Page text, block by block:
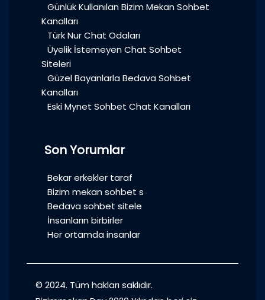
Günlük Kullanılan Bizim Mekan Sohbet
Kanalları
Türk Nur Chat Odaları
Üyelik İstemeyen Chat Sohbet
Siteleri
Güzel Bayanlarla Bedava Sohbet
Kanalları
Eski Mynet Sohbet Chat Kanalları
Son Yorumlar
Bekar erkekler taraf
Bizim mekan sohbet s
Bedava sohbet sitele
İnsanların birbirler
Her ortamda insanlar
© 2024. Tüm hakları saklıdır.